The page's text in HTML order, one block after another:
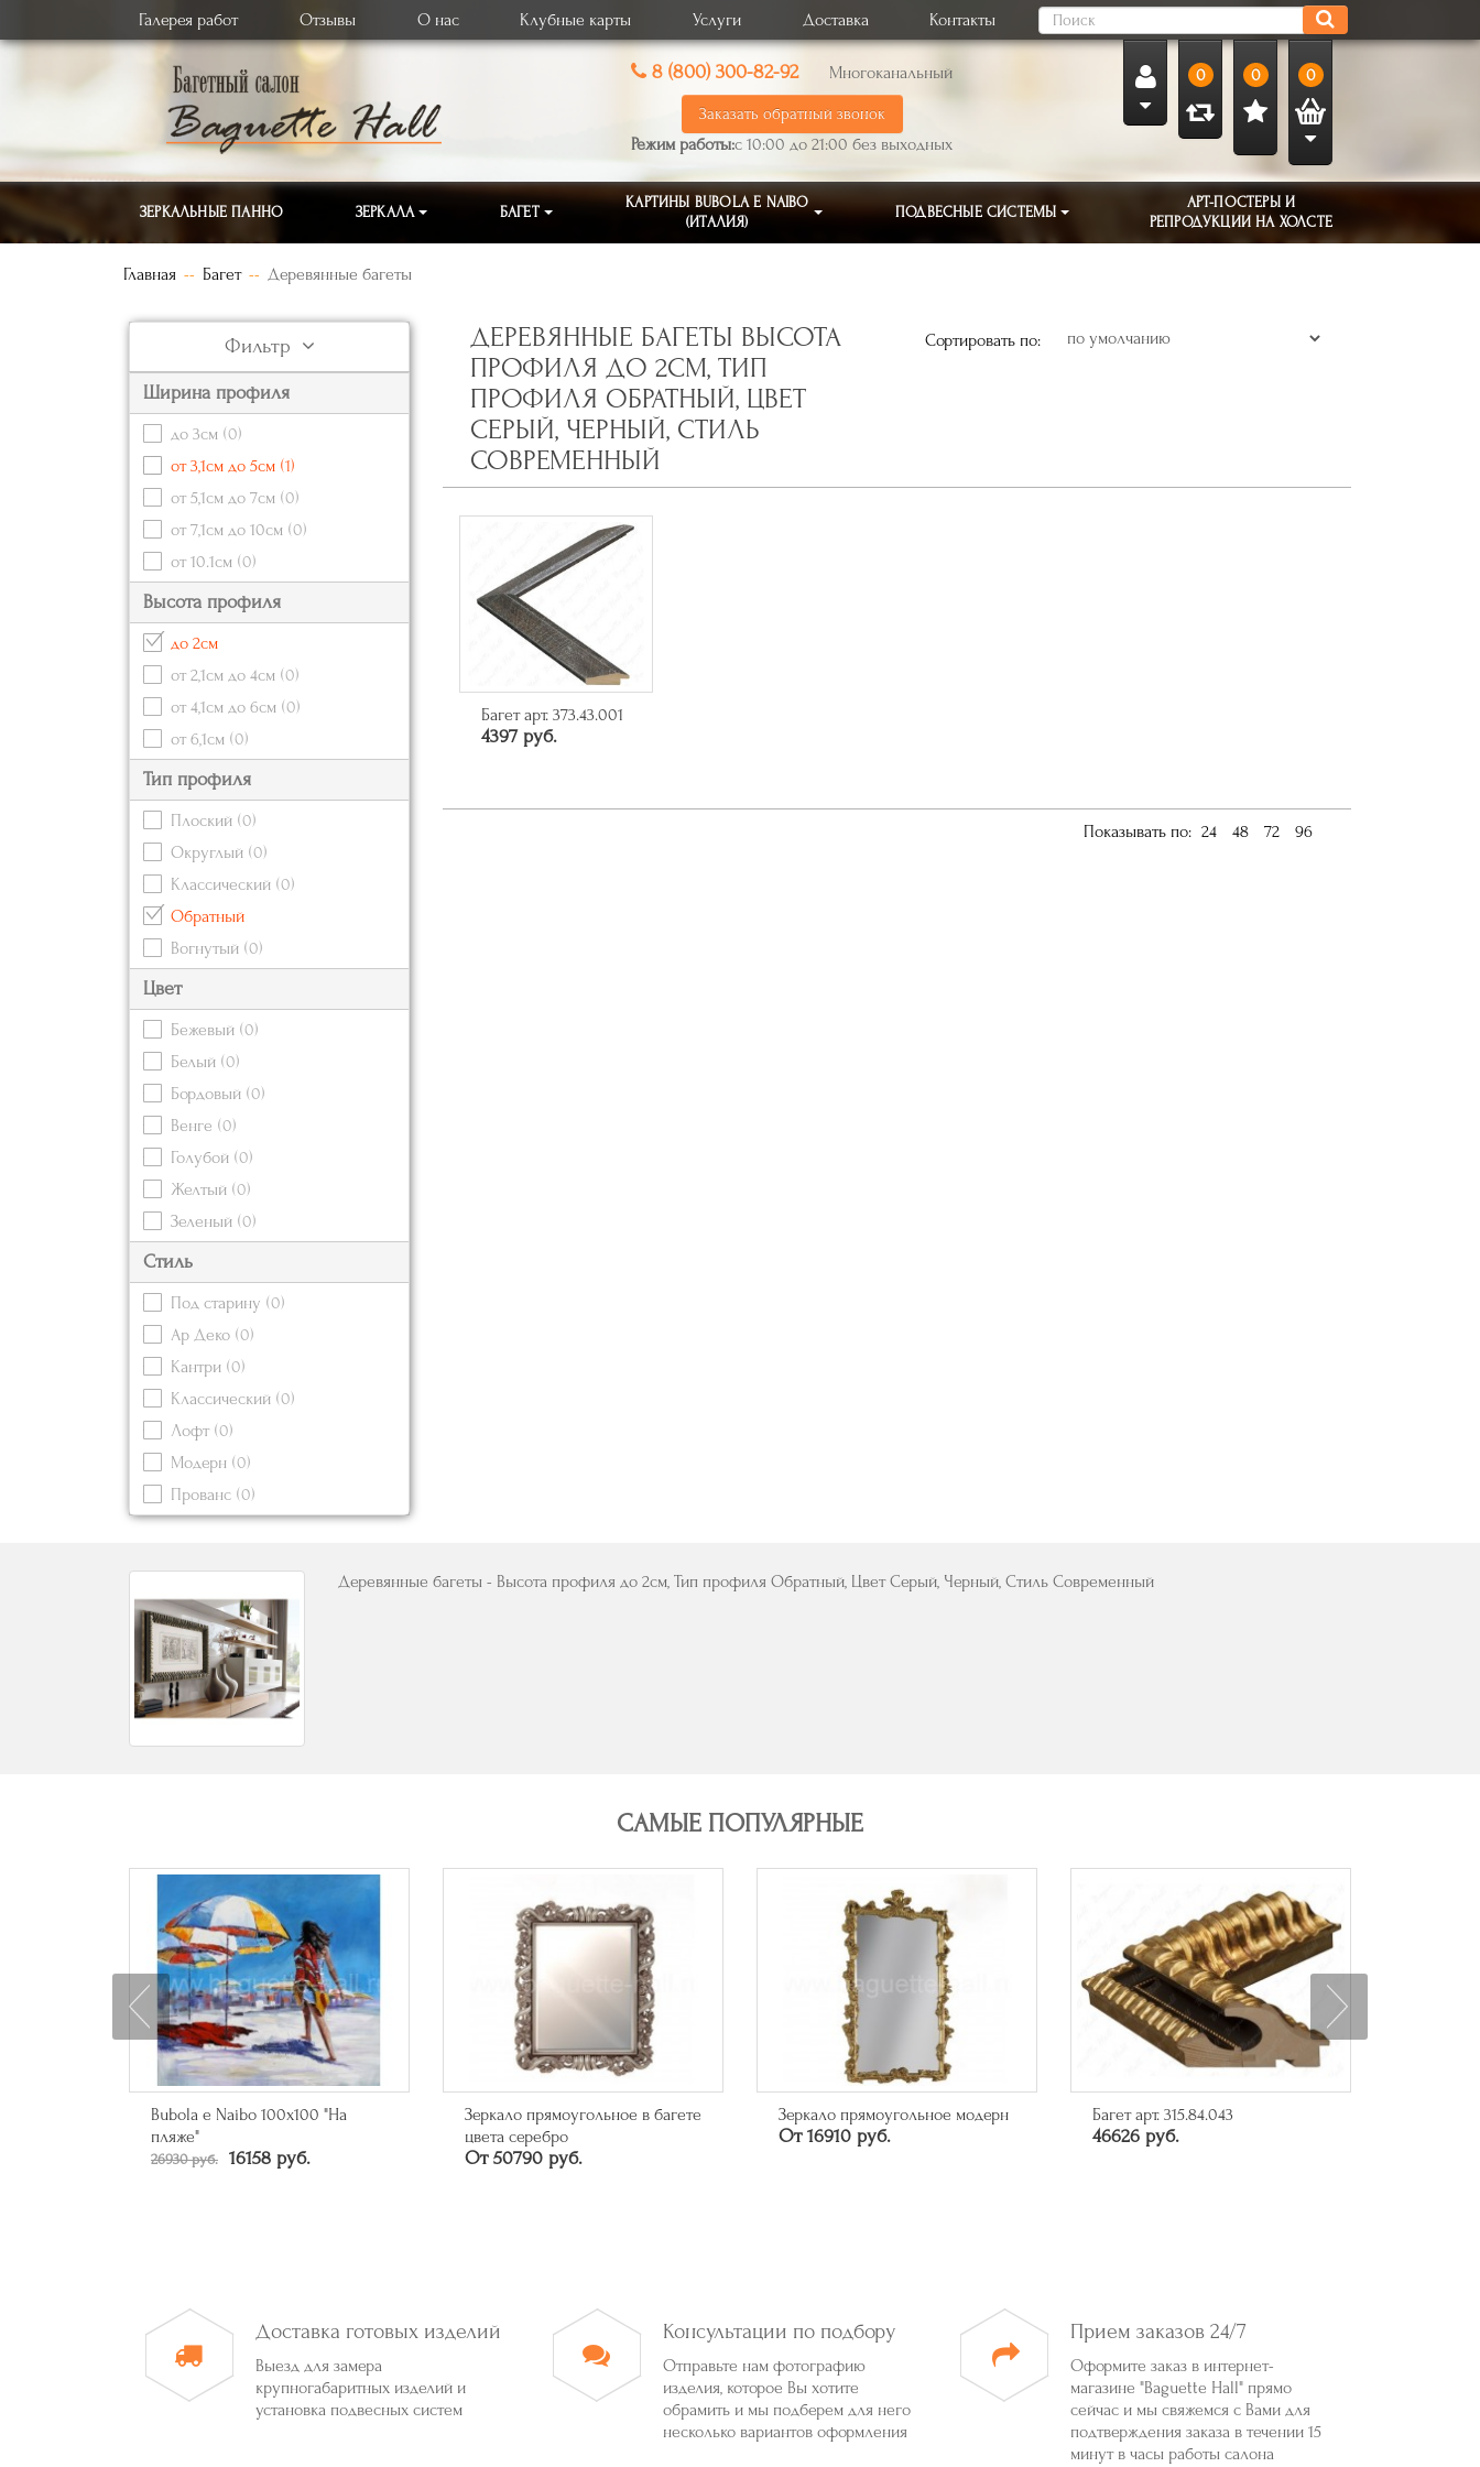
Галерея работ Отзывы О нас Клубные карты Услуги Доставка Контакты
8 (800) 300-82-92 Многоканальный
Заказать обратный звонок
Режим работы:с 10:00 до 21:00 без выходных
0 0 0
ЗЕРКАЛЬНЫЕ ПАННО ЗЕРКАЛА БАГЕТ
КАРТИНЫ BUBOLA E NAIBO
(ИТАЛИЯ)
ПОДВЕСНЫЕ СИСТЕМЫ
АРТ-ПОСТЕРЫ И
РЕПРОДУКЦИИ НА ХОЛСТЕ
Главная Багет Деревянные багеты
Фильтр
Ширина профиля
до 3см (0)
от 3,1см до 5см (1)
от 5,1см до 7см (0)
от 7,1см до 10см (0)
от 10.1см (0)
Высота профиля
до 2см
от 2,1см до 4см (0)
от 4,1см до 6см (0)
от 6,1см (0)
Тип профиля
Плоский (0)
Округлый (0)
Классический (0)
Обратный
Вогнутый (0)
Цвет
Бежевый (0)
Белый (0)
Бордовый (0)
Венге (0)
Голубой (0)
Желтый (0)
Зеленый (0)
Коричневый (0)
Красный
(0)
Кремовый
Оранжевый
Серебряный
Серый
Синий
Стиль
Под старину (0)
Ар Деко (0)
Кантри (0)
Классический (0)
Лофт (0)
Модерн (0)
Прованс (0)
Современный
ДЕРЕВЯННЫЕ БАГЕТЫ ВЫСОТА
ПРОФИЛЯ ДО 2СМ, ТИП
ПРОФИЛЯ ОБРАТНЫЙ, ЦВЕТ
СЕРЫЙ, ЧЕРНЫЙ, СТИЛЬ
СОВРЕМЕННЫЙ
Сортировать по:
Багет арт. 373.43.001
4397 руб.
Показывать по: 24 48 72 96
Деревянные багеты - Высота профиля до 2см, Тип профиля Обратный, Цвет Серый, Черный, Стиль Современный
САМЫЕ ПОПУЛЯРНЫЕ
Зеркало прямоугольное в багете
цвета серебро
От 50790 руб.
Зеркало прямоугольное модерн
От 16910 руб.
Багет арт. 315.84.043
46626 руб.
Багет арт. A-B110451
10285 руб.
Доставка готовых изделий
Выезд для замера
крупногабаритных изделий и
установка подвесных систем
Консультации по подбору
Отправьте нам фотографию
изделия, которое Вы хотите
обрамить и мы подберем для него
несколько вариантов оформления
Прием заказов 24/7
Оформите заказ в интернет-
магазине "Baguette Hall" прямо
сейчас и мы свяжемся с Вами для
подтверждения заказа в течении 15
минут в часы работы салона